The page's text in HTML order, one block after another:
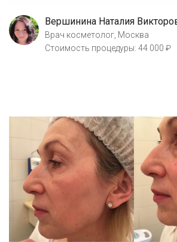
Вершинина Наталия
Врач косметолог, Москва
Стоимость процедуры: 44 000 ₽